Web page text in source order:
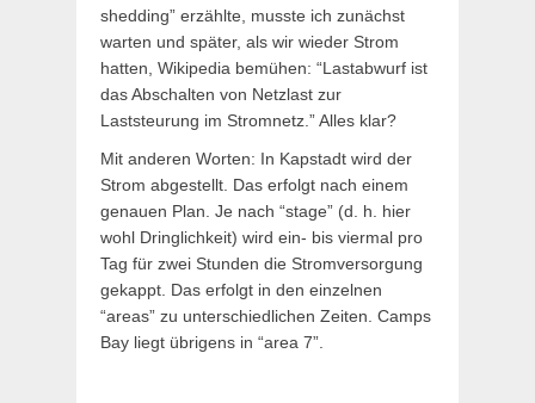
shedding” erzählte, musste ich zunächst
warten und später, als wir wieder Strom
hatten, Wikipedia bemühen: “Lastabwurf ist
das Abschalten von Netzlast zur
Laststeurung im Stromnetz.” Alles klar?
Mit anderen Worten: In Kapstadt wird der
Strom abgestellt. Das erfolgt nach einem
genauen Plan. Je nach “stage” (d. h. hier
wohl Dringlichkeit) wird ein- bis viermal pro
Tag für zwei Stunden die Stromversorgung
gekappt. Das erfolgt in den einzelnen
“areas” zu unterschiedlichen Zeiten. Camps
Bay liegt übrigens in “area 7”.